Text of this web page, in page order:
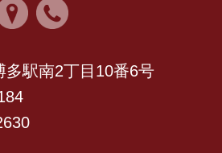
多駅南2丁目10番6号